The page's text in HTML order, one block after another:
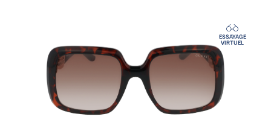
ESSAYAGE
VIRTUEL